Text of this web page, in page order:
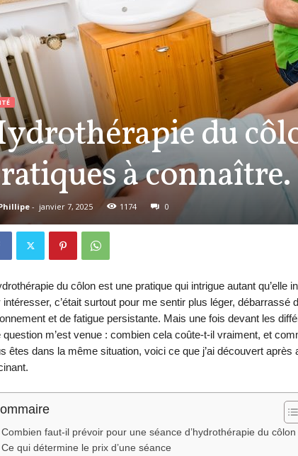
du
à connaître.
- janvier 7, 2025 1174 0
du côlon est une pratique qui intrigue autant qu’elle
intéresser, c’était surtout pour me sentir plus léger, débarrassé
et de fatigue persistante. Mais une fois devant les
question m’est venue : combien cela coûte-t-il vraiment, et
êtes dans la même situation, voici ce que j’ai découvert après
Combien faut-il prévoir pour une séance d’hydrothérapie du côlon
Ce qui détermine le prix d’une séance